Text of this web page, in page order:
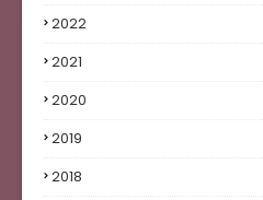
2022
2021
2020
2019
2018